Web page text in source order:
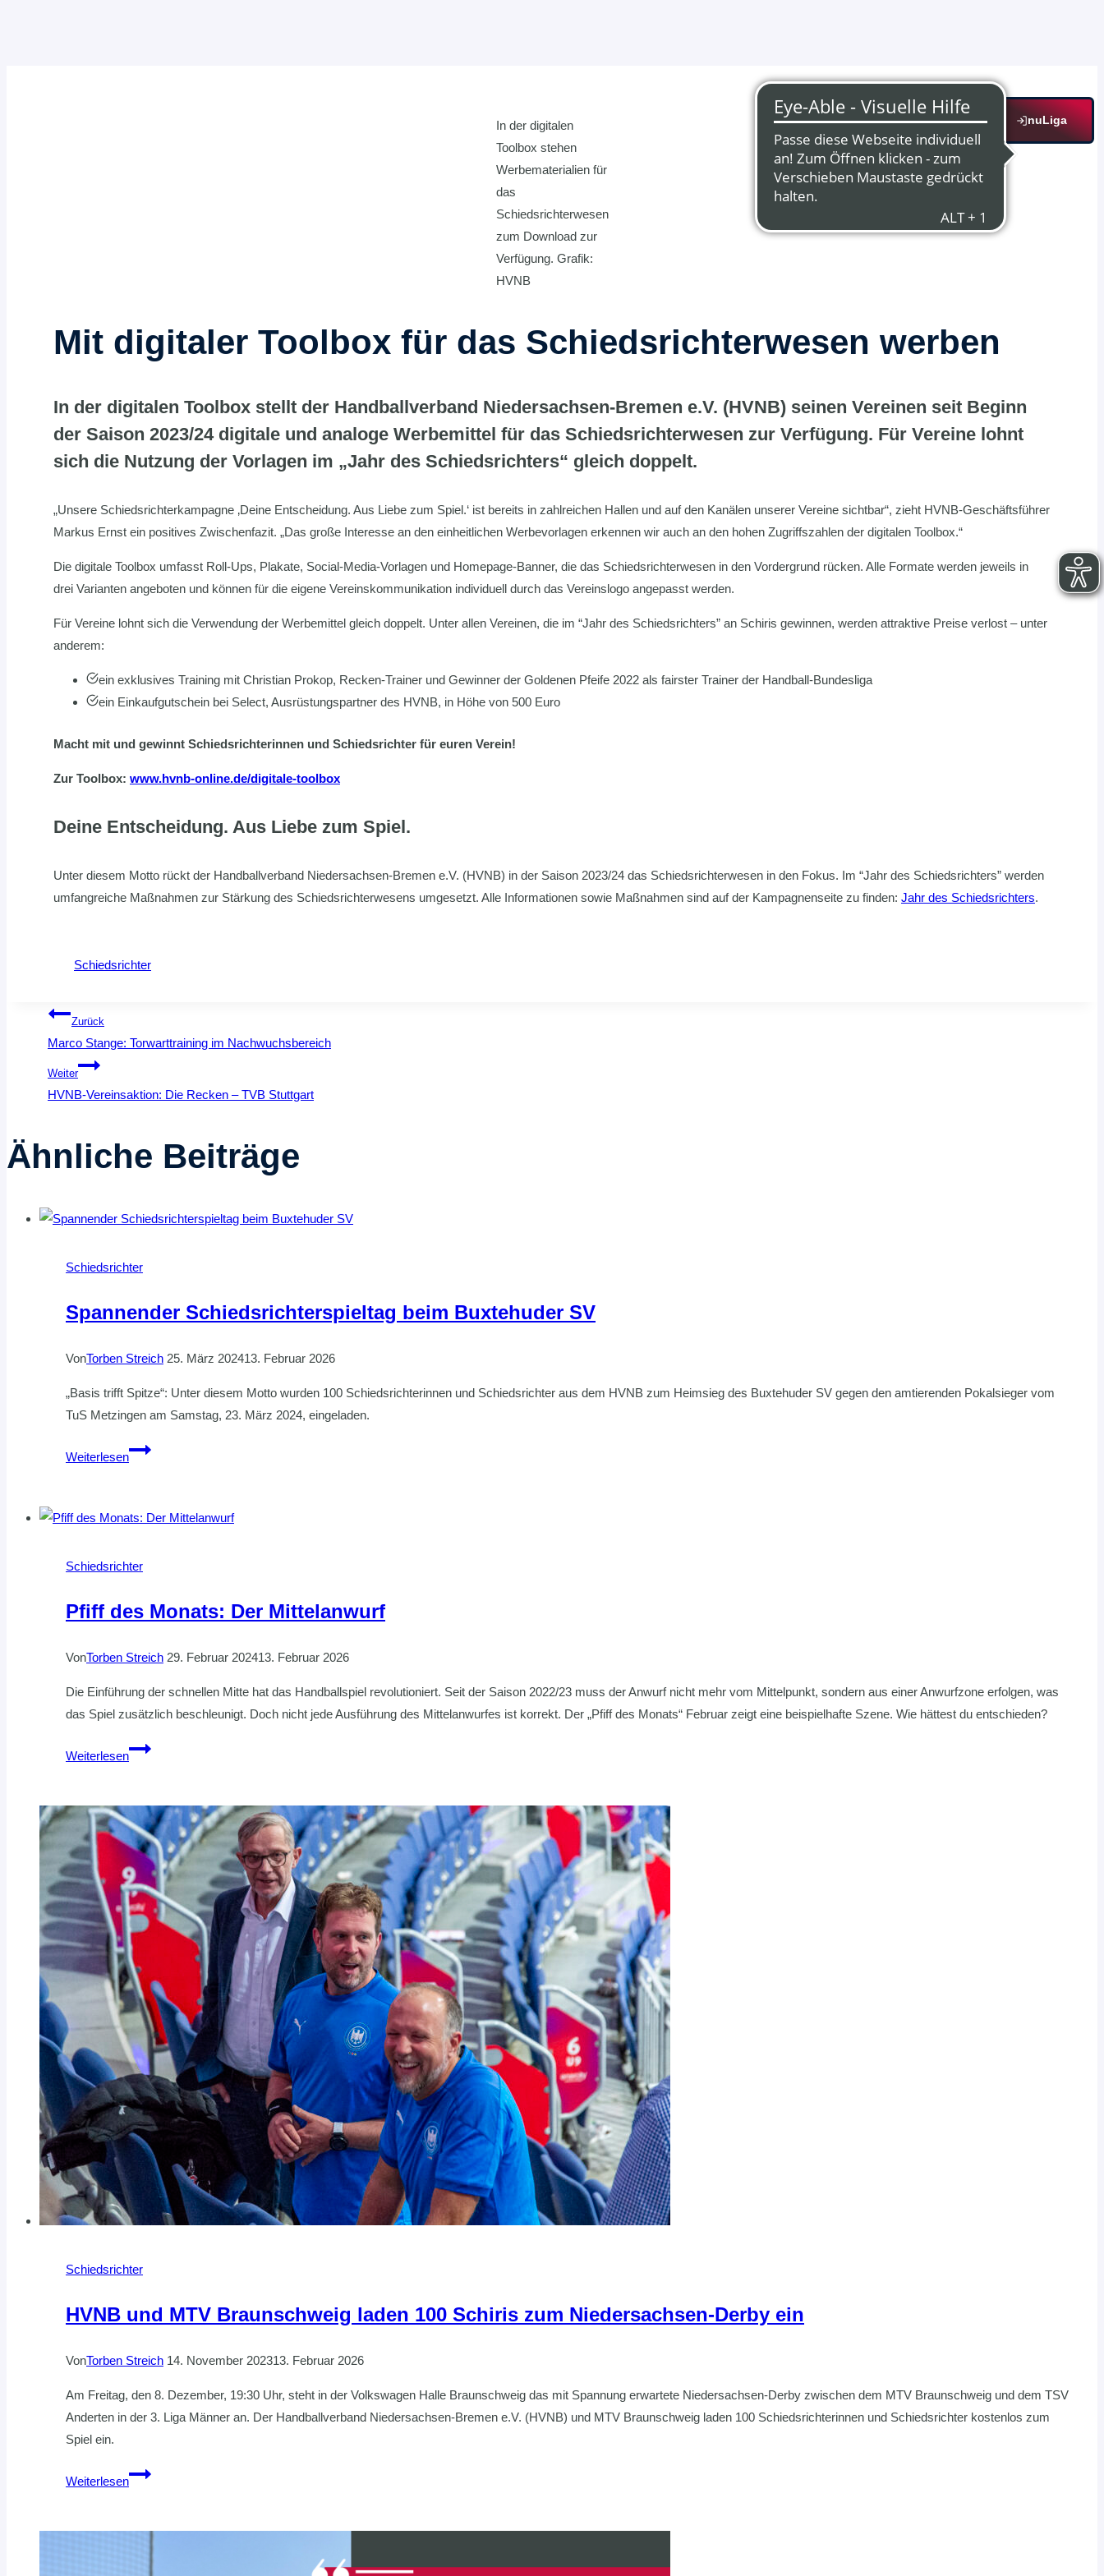
nuLiga
In der digitalen
Toolbox stehen
Werbematerialien für
das
Schiedsrichterwesen
zum Download zur
Verfügung. Grafik:
HVNB
Mit digitaler Toolbox für das Schiedsrichterwesen werben
In der digitalen Toolbox stellt der Handballverband Niedersachsen-Bremen e.V. (HVNB) seinen Vereinen seit Beginn
der Saison 2023/24 digitale und analoge Werbemittel für das Schiedsrichterwesen zur Verfügung. Für Vereine lohnt
sich die Nutzung der Vorlagen im „Jahr des Schiedsrichters“ gleich doppelt.
„Unsere Schiedsrichterkampagne ‚Deine Entscheidung. Aus Liebe zum Spiel.‘ ist bereits in zahlreichen Hallen und auf den Kanälen unserer Vereine sichtbar“, zieht HVNB-Geschäftsführer
Markus Ernst ein positives Zwischenfazit. „Das große Interesse an den einheitlichen Werbevorlagen erkennen wir auch an den hohen Zugriffszahlen der digitalen Toolbox.“
Die digitale Toolbox umfasst Roll-Ups, Plakate, Social-Media-Vorlagen und Homepage-Banner, die das Schiedsrichterwesen in den Vordergrund rücken. Alle Formate werden jeweils in
drei Varianten angeboten und können für die eigene Vereinskommunikation individuell durch das Vereinslogo angepasst werden.
Für Vereine lohnt sich die Verwendung der Werbemittel gleich doppelt. Unter allen Vereinen, die im “Jahr des Schiedsrichters” an Schiris gewinnen, werden attraktive Preise verlost – unter
anderem:
ein exklusives Training mit Christian Prokop, Recken-Trainer und Gewinner der Goldenen Pfeife 2022 als fairster Trainer der Handball-Bundesliga
ein Einkaufgutschein bei Select, Ausrüstungspartner des HVNB, in Höhe von 500 Euro
Macht mit und gewinnt Schiedsrichterinnen und Schiedsrichter für euren Verein!
Zur Toolbox: www.hvnb-online.de/digitale-toolbox
Deine Entscheidung. Aus Liebe zum Spiel.
Unter diesem Motto rückt der Handballverband Niedersachsen-Bremen e.V. (HVNB) in der Saison 2023/24 das Schiedsrichterwesen in den Fokus. Im “Jahr des Schiedsrichters” werden
umfangreiche Maßnahmen zur Stärkung des Schiedsrichterwesens umgesetzt. Alle Informationen sowie Maßnahmen sind auf der Kampagnenseite zu finden: Jahr des Schiedsrichters.
Schiedsrichter
Beitragsnavigation
Zurück
Marco Stange: Torwarttraining im Nachwuchsbereich
Weiter
HVNB-Vereinsaktion: Die Recken – TVB Stuttgart
Ähnliche Beiträge
Schiedsrichter
Spannender Schiedsrichterspieltag beim Buxtehuder SV
VonTorben Streich 25. März 202413. Februar 2026
„Basis trifft Spitze“: Unter diesem Motto wurden 100 Schiedsrichterinnen und Schiedsrichter aus dem HVNB zum Heimsieg des Buxtehuder SV gegen den amtierenden Pokalsieger vom
TuS Metzingen am Samstag, 23. März 2024, eingeladen.
Weiterlesen
Spannender
Buxtehuder
Schiedsrichter
Pfiff des Monats: Der Mittelanwurf
VonTorben Streich 29. Februar 202413. Februar 2026
Die Einführung der schnellen Mitte hat das Handballspiel revolutioniert. Seit der Saison 2022/23 muss der Anwurf nicht mehr vom Mittelpunkt, sondern aus einer Anwurfzone erfolgen, was
das Spiel zusätzlich beschleunigt. Doch nicht jede Ausführung des Mittelanwurfes ist korrekt. Der „Pfiff des Monats“ Februar zeigt eine beispielhafte Szene. Wie hättest du entschieden?
Weiterlesen
Pfiff
Der
Mittelanwurf
Schiedsrichter
HVNB und MTV Braunschweig laden 100 Schiris zum Niedersachsen-Derby ein
VonTorben Streich 14. November 202313. Februar 2026
Am Freitag, den 8. Dezember, 19:30 Uhr, steht in der Volkswagen Halle Braunschweig das mit Spannung erwartete Niedersachsen-Derby zwischen dem MTV Braunschweig und dem TSV
Anderten in der 3. Liga Männer an. Der Handballverband Niedersachsen-Bremen e.V. (HVNB) und MTV Braunschweig laden 100 Schiedsrichterinnen und Schiedsrichter kostenlos zum
Spiel ein.
Weiterlesen
HVNB